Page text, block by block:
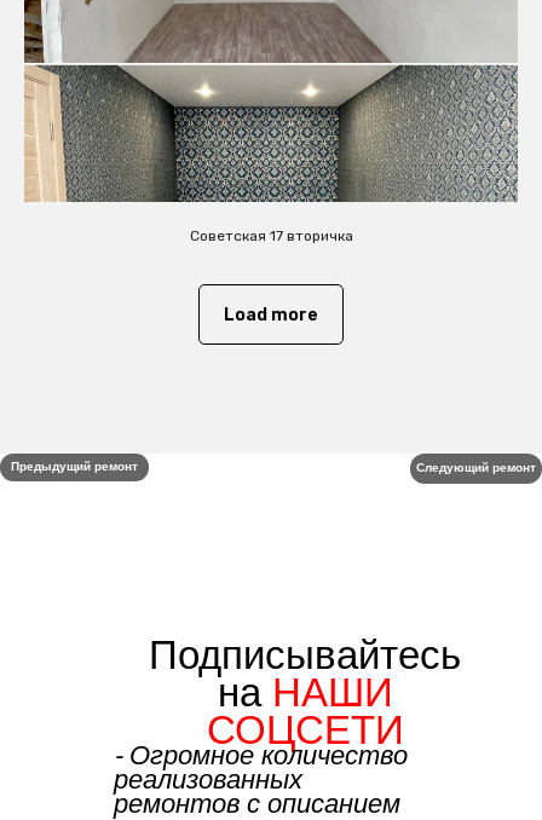
Советская 17 вторичка
Load more
Предыдущий ремонт Следующий ремонт
Подписывайтесь
на НАШИ
СОЦСЕТИ
⁃ Огромное количество
реализованных
ремонтов с описанием